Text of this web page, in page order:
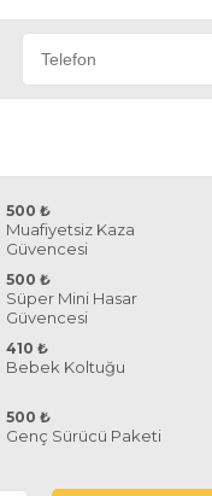
500 ₺
Muafiyetsiz Kaza
Güvencesi
500 ₺
Süper Mini Hasar
Güvencesi
410 ₺
Bebek Koltuğu
500 ₺
Genç Sürücü Paketi